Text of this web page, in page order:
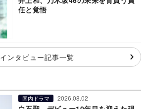
任と覚悟
インタビュー記事一覧
国内ドラマ 2026.08.02